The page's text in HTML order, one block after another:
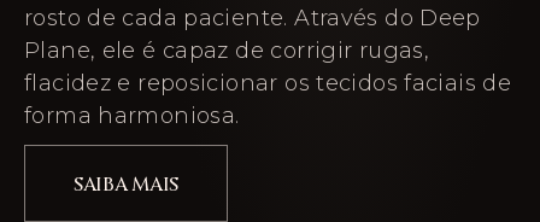
rosto de cada paciente. Através do Deep
Plane, ele é capaz de corrigir rugas,
flacidez e reposicionar os tecidos faciais de
forma harmoniosa.
SAIBA MAIS